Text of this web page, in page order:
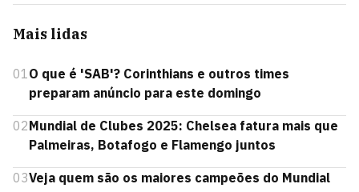
Mais lidas
01O que é 'SAB'? Corinthians e outros times
preparam anúncio para este domingo
02Mundial de Clubes 2025: Chelsea fatura mais que
Palmeiras, Botafogo e Flamengo juntos
03Veja quem são os maiores campeões do Mundial